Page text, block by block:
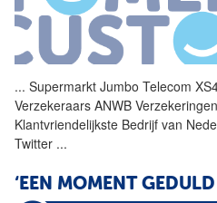
... Supermarkt Jumbo Telecom
Verzekeraars ANWB
Klantvriendelijkste Bedrijf van
Twitter ...
‘EEN MOMENT